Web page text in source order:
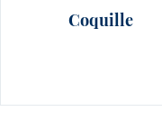
Coquille